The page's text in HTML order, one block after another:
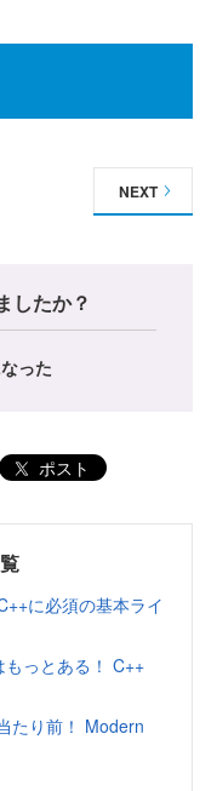
NEXT
したか？
った
ポスト
に必須の基本ライ
っとある！ C++
たり前！ Modern